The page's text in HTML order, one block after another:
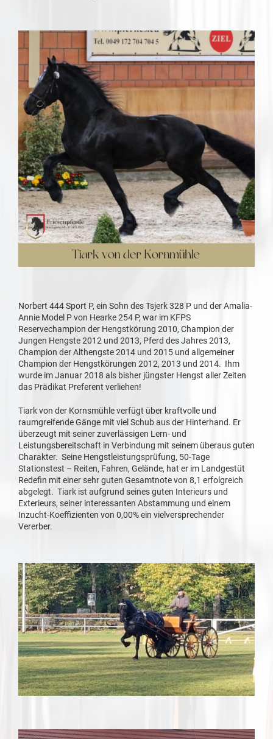
Norbert 444 Sport P, ein Sohn des Tsjerk 328 P und der Amalia-
Annie Model P von Hearke 254 P, war im KFPS
Reservechampion der Hengstkörung 2010, Champion der
Jungen Hengste 2012 und 2013, Pferd des Jahres 2013,
Champion der Althengste 2014 und 2015 und allgemeiner
Champion der Hengstkörungen 2012, 2013 und 2014. Ihm
wurde im Januar 2018 als bisher jüngster Hengst aller Zeiten
das Prädikat Preferent verliehen!
Tiark von der Kornsmühle verfügt über kraftvolle und
raumgreifende Gänge mit viel Schub aus der Hinterhand. Er
überzeugt mit seiner zuverlässigen Lern- und
Leistungsbereitschaft in Verbindung mit seinem überaus guten
Charakter. Seine Hengstleistungsprüfung, 50-Tage
Stationstest – Reiten, Fahren, Gelände, hat er im Landgestüt
Redefin mit einer sehr guten Gesamtnote von 8,1 erfolgreich
abgelegt. Tiark ist aufgrund seines guten Interieurs und
Exterieurs, seiner interessanten Abstammung und einem
Inzucht-Koeffizienten von 0,00% ein vielversprechender
Vererber.